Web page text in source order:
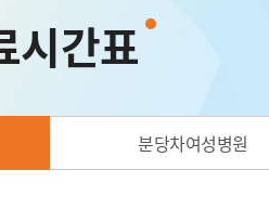
시간표
분당차여성병원